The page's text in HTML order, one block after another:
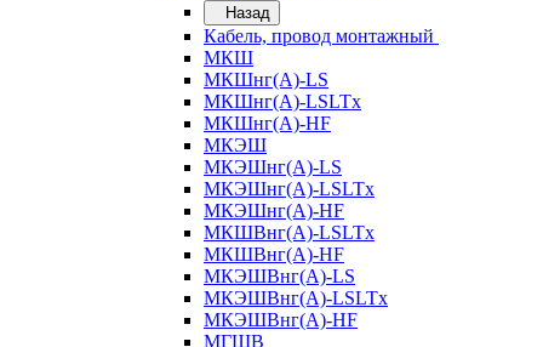
Назад
Кабель, провод монтажный
МКШ
МКШнг(А)-LS
МКШнг(А)-LSLTx
МКШнг(А)-HF
МКЭШ
МКЭШнг(А)-LS
МКЭШнг(А)-LSLTx
МКЭШнг(А)-HF
МКШВнг(A)-LSLTx
МКШВнг(А)-HF
МКЭШВнг(А)-LS
МКЭШВнг(A)-LSLTx
МКЭШВнг(А)-HF
МГШВ